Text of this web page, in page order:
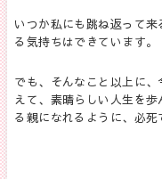
いつか私にも跳ね返って
る気持ちはできています。
でも、そんなこと以上に
えて、素晴らしい人生を
る親になれるように、必死